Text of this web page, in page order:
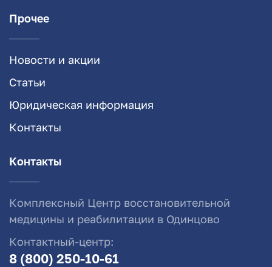
Прочее
Новости и акции
Статьи
Юридическая информация
Контакты
Контакты
Комплексный Центр восстановительной
медицины и реабилитации в Одинцово
Контактный-центр:
8 (800) 250-10-61